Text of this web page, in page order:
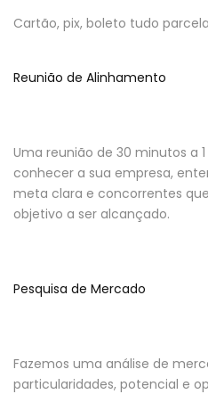
Cartão, pix, boleto tudo
Reunião de Alinhamento
Uma reunião de 30 minutos a
conhecer a sua empresa,
meta clara e concorrentes
objetivo a ser alcançado.
Pesquisa de Mercado
Fazemos uma análise de
particularidades, potencial e